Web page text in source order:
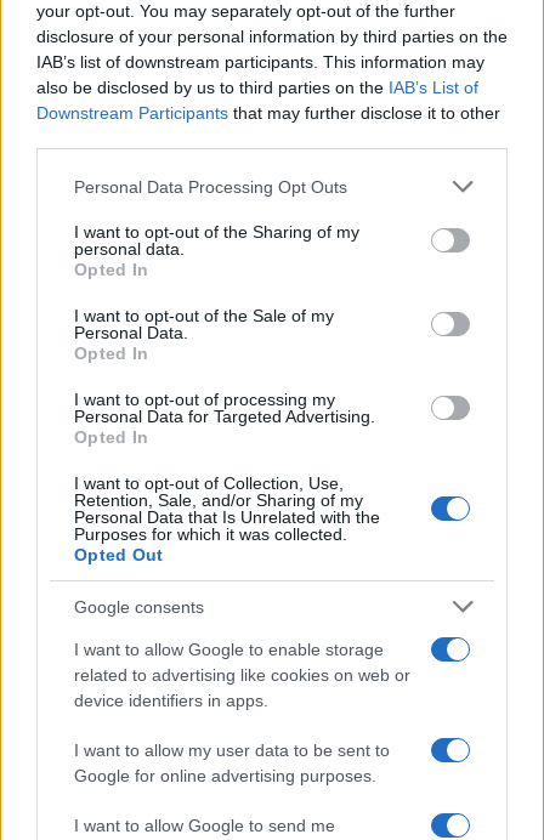
your opt-out. You may separately opt-out of the further
disclosure of your personal information by third parties on the
IAB’s list of downstream participants. This information may
also be disclosed by us to third parties on the IAB’s List of
Downstream Participants that may further disclose it to other
Please note that this website/app uses one or more Google
not limited to your visit or usage behaviour. You may click to
grant or deny consent to Google and its third-party tags to
use your data for below specified purposes in below Google
consent section.
Personal Data Processing Opt Outs
I want to opt-out of the Sharing of my
personal data.
Opted In
I want to opt-out of the Sale of my
Personal Data.
Opted In
I want to opt-out of processing my
Personal Data for Targeted Advertising.
Opted In
I want to opt-out of Collection, Use,
Retention, Sale, and/or Sharing of my
Personal Data that Is Unrelated with the
Purposes for which it was collected.
Opted Out
Google consents
I want to allow Google to enable storage
related to advertising like cookies on web or
device identifiers in apps.
I want to allow my user data to be sent to
Google for online advertising purposes.
I want to allow Google to send me
conquisteranno tutti i tuoi ospiti. Buon appetito!
AUTORE
Alessandro Tassinari
Alessandro Tassinari, torinese con passaporto
dopo un incontro al Rifugio Garelli: oggi cura
storie di viaggio in chiave narrativa. In
redazione predilige longform, sostiene
l'attenzione al paesaggio e conserva un
taccuino logoro con mappe disegnate a
mano.